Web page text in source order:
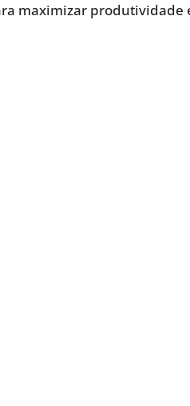
maximizar produtividade